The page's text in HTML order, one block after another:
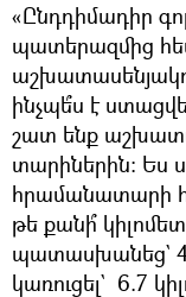
«Ընդդիմադիր
պատերազմից
ինչպե՞ս է
շատ ենք
տարիներին։ Ես
հրամանատարի
թե քանի՞
պատասխանեց`
կառուցել` 6.7